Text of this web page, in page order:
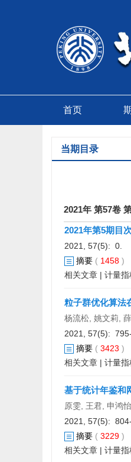
首页
当期目录
2021年 第57卷
2021年第5期目次
2021, 57(5): 0.
摘要 ( 1458 )
相关文章 | 计量指
粒子群优化算法
杨流松, 姚文莉,
2021, 57(5):
摘要 ( 3423 )
相关文章 | 计量指
基于统计年鉴和
原雯, 王君, 申鸿
2021, 57(5):
摘要 ( 3229 )
相关文章 | 计量指